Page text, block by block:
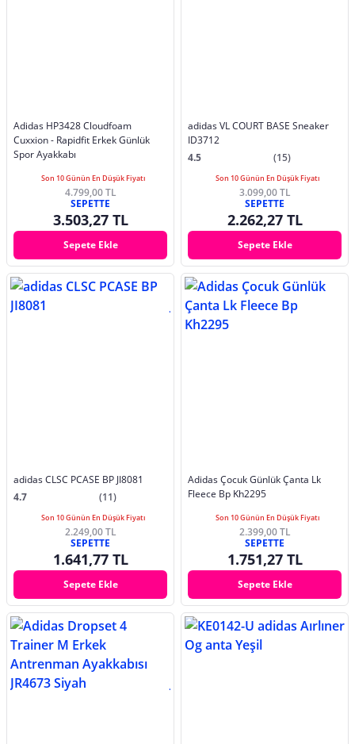
Adidas HP3428 Cloudfoam
Cuxxion - Rapidfit Erkek Günlük
Spor Ayakkabı
Son 10 Günün En Düşük Fiyatı
4.799,00 TL
SEPETTE
3.503,27 TL
Sepete Ekle
adidas VL COURT BASE Sneaker
ID3712
4.5
(15)
Son 10 Günün En Düşük Fiyatı
3.099,00 TL
SEPETTE
2.262,27 TL
Sepete Ekle
adidas CLSC PCASE BP JI8081
4.7
(11)
Son 10 Günün En Düşük Fiyatı
2.249,00 TL
SEPETTE
1.641,77 TL
Sepete Ekle
Adidas Çocuk Günlük Çanta Lk
Fleece Bp Kh2295
Son 10 Günün En Düşük Fiyatı
2.399,00 TL
SEPETTE
1.751,27 TL
Sepete Ekle